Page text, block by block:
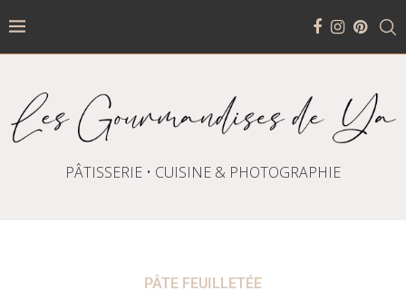
PÂTISSERIE • CUISINE & PHOTOGRAPHIE
PÂTE FEUILLETÉE